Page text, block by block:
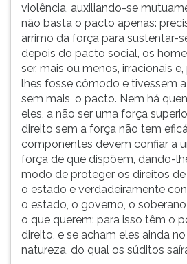
violência, auxiliando-se
não basta o pacto apenas:
arrimo da força para sustentar-
depois do pacto social, os
ser, mais ou menos, irracionais
lhes fosse cômodo e tivessem
sem mais, o pacto. Nem há
eles, a não ser uma força
direito sem a força não tem
componentes devem confiar a
força de que dispõem, dando-
modo de proteger os direitos
o estado e verdadeiramente
o estado, o governo, o
o que querem: para isso têm o
direito, e se acham eles ainda
natureza, do qual os súditos